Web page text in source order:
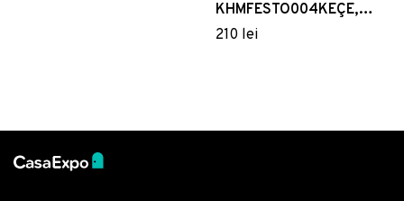
KHMFESTO004KEÇE,
100x200 cm, Poliester,
210 lei